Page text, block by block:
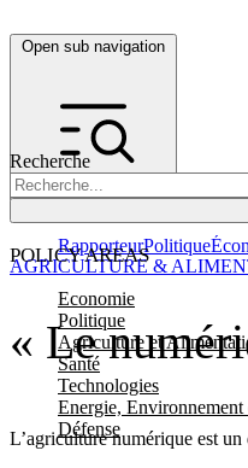
Open sub navigation
Recherche
POLICY AREAS
Economie
Politique
Agriculture et
Santé
Technologies
Energie, Environnement
Défense
RapporteurPolitique
« Le
L’agriculture numérique est
AGRICULTURE &